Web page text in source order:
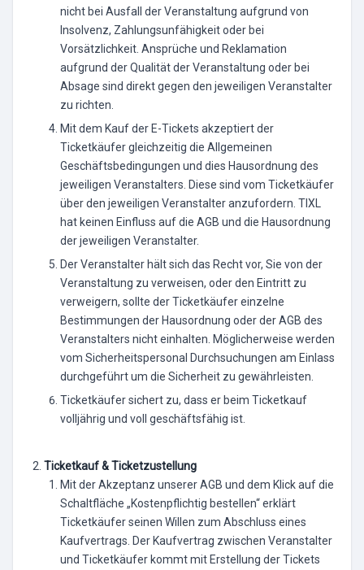
nicht bei Ausfall der Veranstaltung aufgrund von
Insolvenz, Zahlungsunfähigkeit oder bei
Vorsätzlichkeit. Ansprüche und Reklamation
aufgrund der Qualität der Veranstaltung oder bei
Absage sind direkt gegen den jeweiligen Veranstalter
zu richten.
Mit dem Kauf der E-Tickets akzeptiert der
Ticketkäufer gleichzeitig die Allgemeinen
Geschäftsbedingungen und dies Hausordnung des
jeweiligen Veranstalters. Diese sind vom Ticketkäufer
über den jeweiligen Veranstalter anzufordern. TIXL
hat keinen Einfluss auf die AGB und die Hausordnung
der jeweiligen Veranstalter.
Der Veranstalter hält sich das Recht vor, Sie von der
Veranstaltung zu verweisen, oder den Eintritt zu
verweigern, sollte der Ticketkäufer einzelne
Bestimmungen der Hausordnung oder der AGB des
Veranstalters nicht einhalten. Möglicherweise werden
vom Sicherheitspersonal Durchsuchungen am Einlass
durchgeführt um die Sicherheit zu gewährleisten.
Ticketkäufer sichert zu, dass er beim Ticketkauf
volljährig und voll geschäftsfähig ist.
Ticketkauf & Ticketzustellung
Mit der Akzeptanz unserer AGB und dem Klick auf die
Schaltfläche „Kostenpflichtig bestellen“ erklärt
Ticketkäufer seinen Willen zum Abschluss eines
Kaufvertrags. Der Kaufvertrag zwischen Veranstalter
und Ticketkäufer kommt mit Erstellung der Tickets